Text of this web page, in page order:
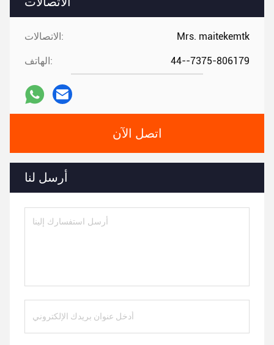
الاتصالات: Mrs. maitekemtk
الهاتف: 44--7375-806179
اتصل الآن
أرسل لنا